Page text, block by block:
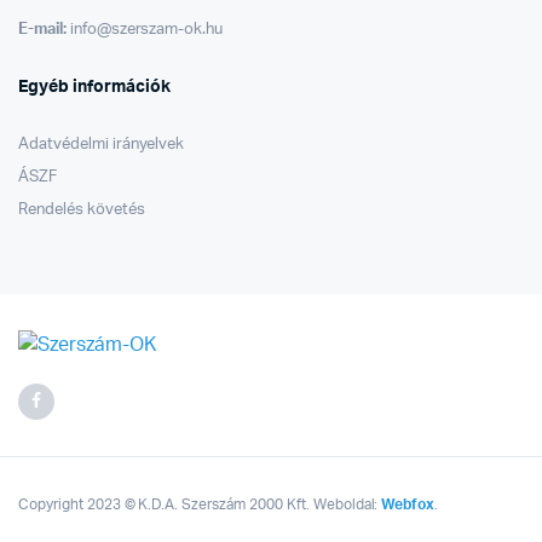
E-mail: info@szerszam-ok.hu
Egyéb információk
Adatvédelmi irányelvek
ÁSZF
Rendelés követés
Copyright 2023 © K.D.A. Szerszám 2000 Kft. Weboldal:Webfox